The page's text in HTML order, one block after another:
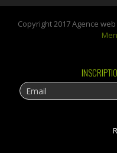
Copyright 2017 Agence